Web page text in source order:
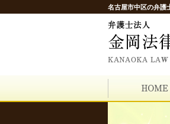
名古屋市中区の弁護